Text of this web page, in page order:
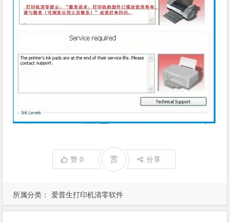
所属分类： 爱普生打印机清零软件
赞0 赏 分享